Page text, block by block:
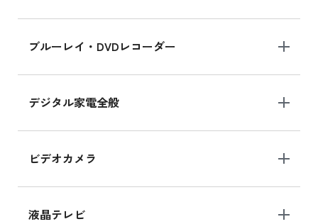
ブルーレイ・DVDレコーダー
デジタル家電全般
ビデオカメラ
液晶テレビ
iPhone 16 シリーズ
iPhone 16 の新品買取価格
iPad Air 11インチ シリーズ
iPad Air 11インチ の新品買取価格
iPhone 15 128GB シリーズ
iPhone 15 128GB の新品買取価格